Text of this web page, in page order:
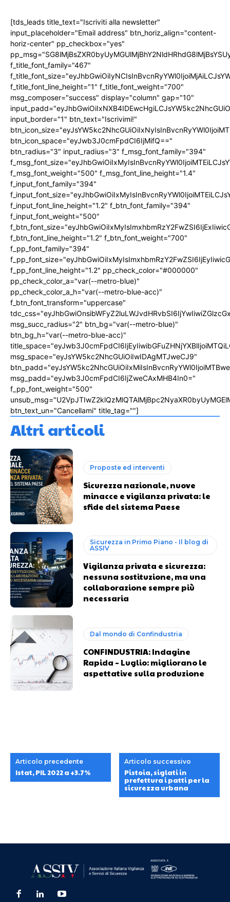
[tds_leads title_text="Iscriviti alla newsletter"
input_placeholder="Email address" btn_horiz_align="content-
horiz-center" pp_checkbox="yes"
f_title_font_family="467"
f_title_font_line_height="1" f_title_font_weight="700"
msg_composer="success" display="column" gap="10"
input_border="1" btn_text="Iscrivimi!"
btn_icon_space="eyJwb3J0cmFpdCI6IjMifQ=="
btn_radius="3" input_radius="3" f_msg_font_family="394"
f_msg_font_weight="500" f_msg_font_line_height="1.4"
f_input_font_family="394"
f_input_font_line_height="1.2" f_btn_font_family="394"
f_input_font_weight="500"
f_btn_font_line_height="1.2" f_btn_font_weight="700"
f_pp_font_family="394"
f_pp_font_line_height="1.2" pp_check_color="#000000"
pp_check_color_a="var(--metro-blue)"
pp_check_color_a_h="var(--metro-blue-acc)"
f_btn_font_transform="uppercase"
msg_succ_radius="2" btn_bg="var(--metro-blue)"
btn_bg_h="var(--metro-blue-acc)"
msg_space="eyJsYW5kc2NhcGUiOiIwIDAgMTJweCJ9"
msg_padd="eyJwb3J0cmFpdCI6IjZweCAxMHB4In0="
f_pp_font_weight="500"
btn_text_un="Cancellami" title_tag=""]
Altri articoli
Proposte ed interventi
Sicurezza nazionale, nuove
minacce e vigilanza privata: le
sfide del sistema Paese
Sicurezza in Primo Piano - Il blog di
ASSIV
Vigilanza privata e sicurezza:
nessuna sostituzione, ma una
collaborazione sempre più
necessaria
Dal mondo di Confindustria
CONFINDUSTRIA: Indagine
Rapida – Luglio: migliorano le
aspettative sulla produzione
Articolo precedente
Istat, PIL 2022 a +3.7%
Articolo successivo
Pistoia, siglati in
prefettura i patti per la
sicurezza urbana